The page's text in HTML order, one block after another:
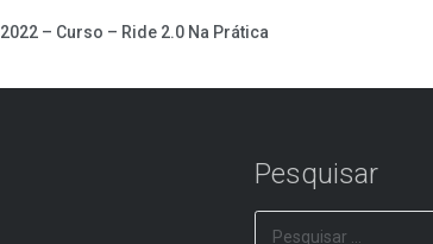
2022 – Curso – Ride 2.0 Na Prática
Pesquisar